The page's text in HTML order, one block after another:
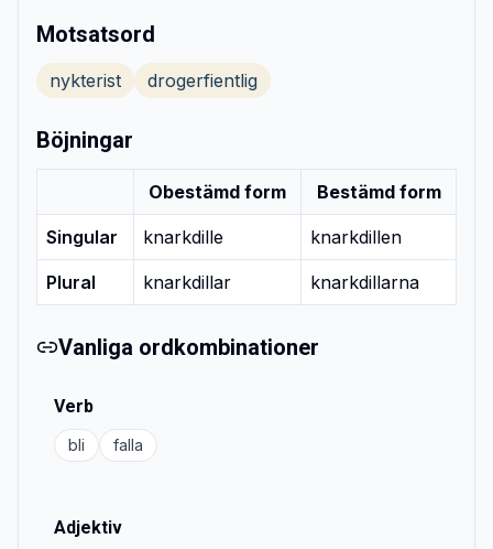
Motsatsord
nykterist drogerfientlig
Böjningar
Obestämd form Bestämd form
Singular knarkdille knarkdillen
Plural knarkdillar knarkdillarna
Vanliga ordkombinationer
Verb
bli falla
Adjektiv